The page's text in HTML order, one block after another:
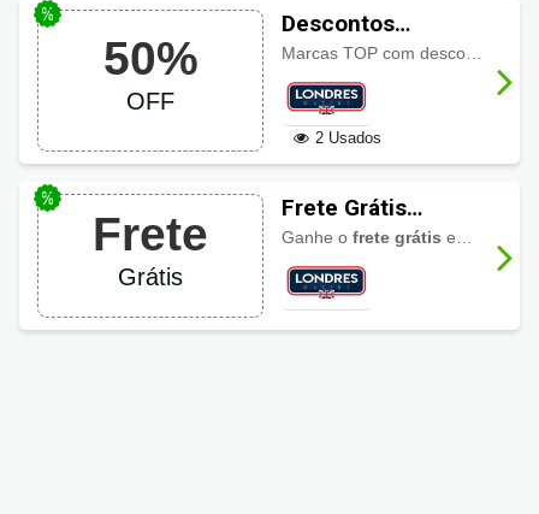
50%
OFF
Descontos
LONDRES OUTLET
até 50% OFF
2 Usados
Frete
Grátis
Frete Grátis
LONDRES OUTLET
Ganhe ofrete grátis em compras acima de R$ 600,00.